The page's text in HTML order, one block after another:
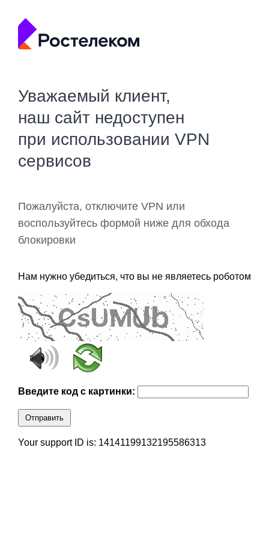
Уважаемый клиент,
наш сайт недоступен
при использовании VPN
сервисов
Пожалуйста, отключите VPN или
воспользуйтесь формой ниже для обхода
блокировки
Нам нужно убедиться, что вы не являетесь роботом
Введите код с картинки:
Отправить
Your support ID is: 14141199132195586313